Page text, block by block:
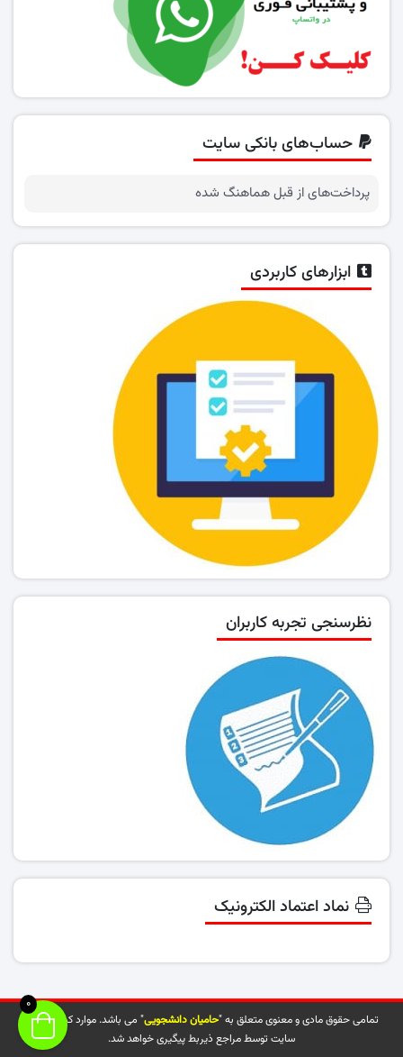
حساب‌های بانکی سایت
پرداخت‌های از قبل هماهنگ شده
ابزارهای کاربردی
نظرسنجی تجربه کاربران
نماد اعتماد الکترونیک
تمامی حقوق مادی و معنوی متعلق به "حامیان دانشجویی" می باشد. موارد کپی شده از
سایت توسط مراجع ذیربط پیگیری خواهد شد.
0